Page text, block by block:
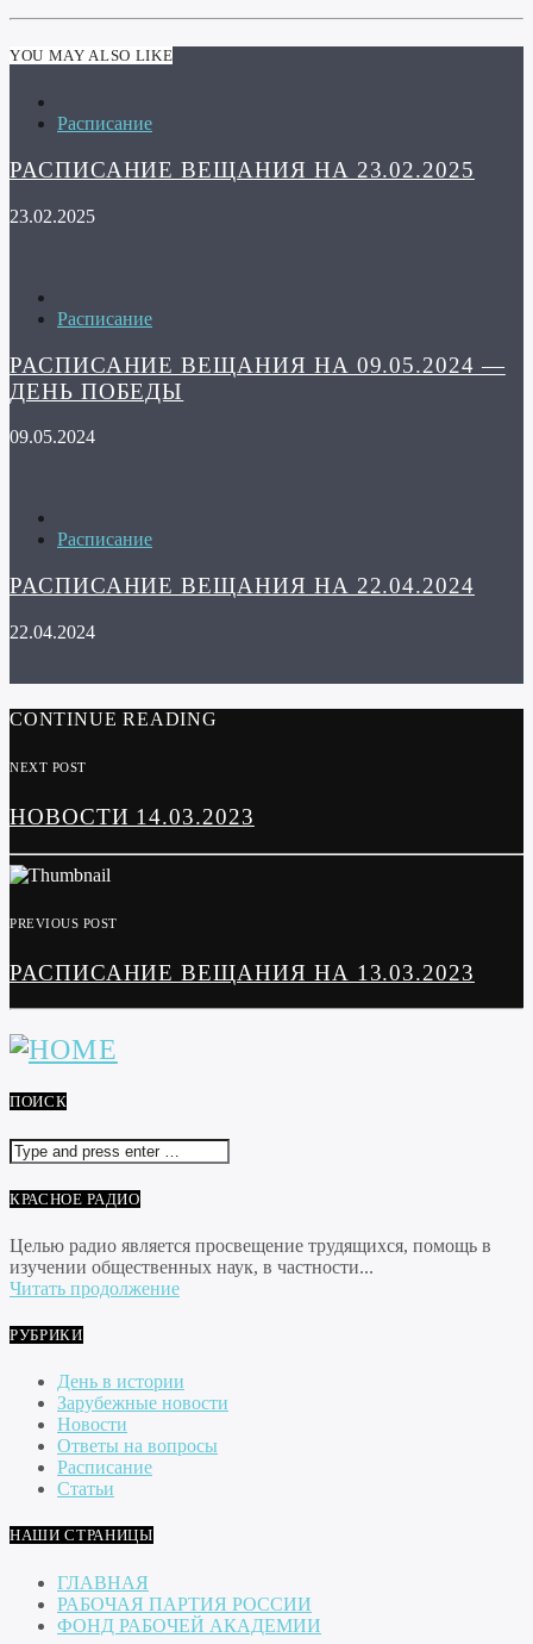
YOU MAY ALSO LIKE
Расписание
РАСПИСАНИЕ ВЕЩАНИЯ НА 23.02.2025
23.02.2025
Расписание
РАСПИСАНИЕ ВЕЩАНИЯ НА 09.05.2024 —
ДЕНЬ ПОБЕДЫ
09.05.2024
Расписание
РАСПИСАНИЕ ВЕЩАНИЯ НА 22.04.2024
22.04.2024
CONTINUE READING
NEXT POST
НОВОСТИ 14.03.2023
PREVIOUS POST
РАСПИСАНИЕ ВЕЩАНИЯ НА 13.03.2023
ПОИСК
КРАСНОЕ РАДИО
Целью радио является просвещение трудящихся, помощь в
изучении общественных наук, в частности...
Читать продолжение
РУБРИКИ
День в истории
Зарубежные новости
Новости
Ответы на вопросы
Расписание
Статьи
НАШИ СТРАНИЦЫ
ГЛАВНАЯ
РАБОЧАЯ ПАРТИЯ РОССИИ
ФОНД РАБОЧЕЙ АКАДЕМИИ